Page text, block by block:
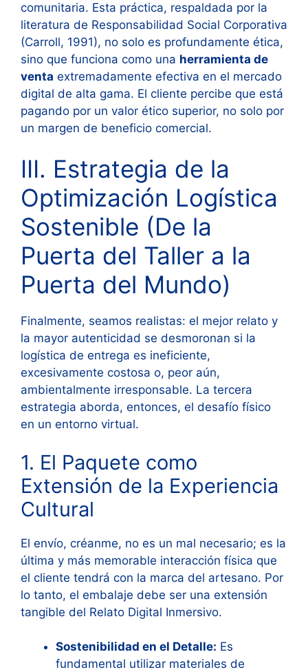
comunitaria. Esta práctica, respaldada por la
literatura de Responsabilidad Social Corporativa
(Carroll, 1991), no solo es profundamente ética,
sino que funciona como una herramienta de
venta extremadamente efectiva en el mercado
digital de alta gama. El cliente percibe que está
pagando por un valor ético superior, no solo por
un margen de beneficio comercial.
III. Estrategia de la
Optimización Logística
Sostenible (De la
Puerta del Taller a la
Puerta del Mundo)
Finalmente, seamos realistas: el mejor relato y
la mayor autenticidad se desmoronan si la
logística de entrega es ineficiente,
excesivamente costosa o, peor aún,
ambientalmente irresponsable. La tercera
estrategia aborda, entonces, el desafío físico
en un entorno virtual.
1. El Paquete como
Extensión de la Experiencia
Cultural
El envío, créanme, no es un mal necesario; es la
última y más memorable interacción física que
el cliente tendrá con la marca del artesano. Por
lo tanto, el embalaje debe ser una extensión
tangible del Relato Digital Inmersivo.
Sostenibilidad en el Detalle: Es
fundamental utilizar materiales de